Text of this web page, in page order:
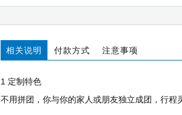
相关说明 付款方式 注意事项
1 定制特色
不用拼团，你与你的家人或朋友独立成团，行